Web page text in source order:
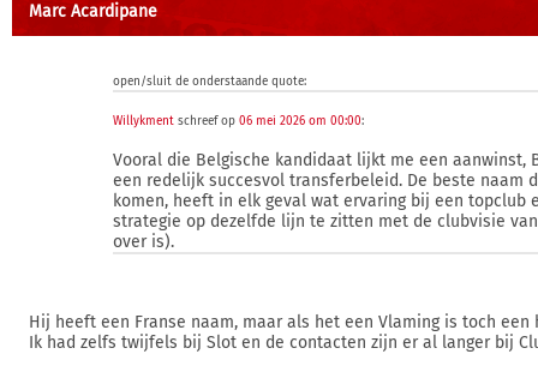
Marc Acardipane
open/sluit de onderstaande quote:
Willykmentschreef op 06 mei 2026 om 00:00:
Vooral die Belgische kandidaat lijkt me een aanwinst,
een redelijk succesvol transferbeleid. De beste naam
komen, heeft in elk geval wat ervaring bij een topclub
strategie op dezelfde lijn te zitten met de clubvisie
over is).
Hij heeft een Franse naam, maar als het een Vlaming is toch een
Ik had zelfs twijfels bij Slot en de contacten zijn er al langer bij